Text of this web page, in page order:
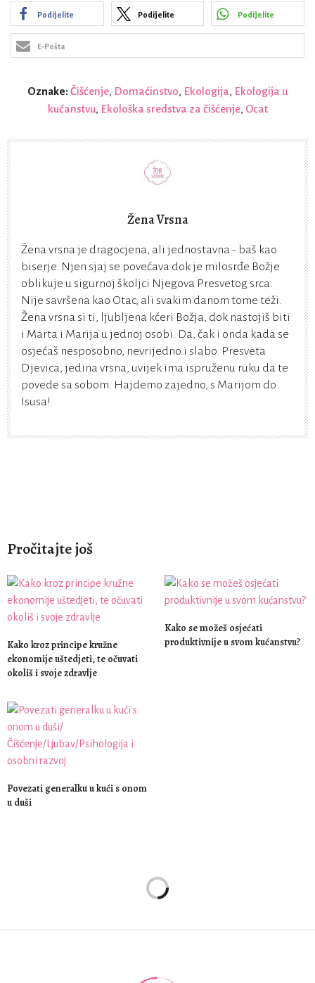
Podijelite Podijelite Podijelite
E-Pošta
Oznake: Čišćenje, Domaćinstvo, Ekologija, Ekologija u
kućanstvu, Ekološka sredstva za čišćenje, Ocat
Žena Vrsna
Žena vrsna je dragocjena, ali jednostavna - baš kao
biserje. Njen sjaj se povećava dok je milosrđe Božje
oblikuje u sigurnoj školjci Njegova Presvetog srca.
Nije savršena kao Otac, ali svakim danom tome teži.
Žena vrsna si ti, ljubljena kćeri Božja, dok nastojiš biti
i Marta i Marija u jednoj osobi. Da, čak i onda kada se
osjećaš nesposobno, nevrijedno i slabo. Presveta
Djevica, jedina vrsna, uvijek ima ispruženu ruku da te
povede sa sobom. Hajdemo zajedno, s Marijom do
Isusa!
Pročitajte još
Kako kroz principe kružne
ekonomije uštedjeti, te očuvati
okoliš i svoje zdravlje
Kako se možeš osjećati
produktivnije u svom kućanstvu?
Povezati generalku u kući s onom
u duši